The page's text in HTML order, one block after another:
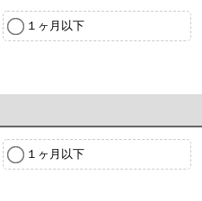
１ヶ月以下
１ヶ月以下